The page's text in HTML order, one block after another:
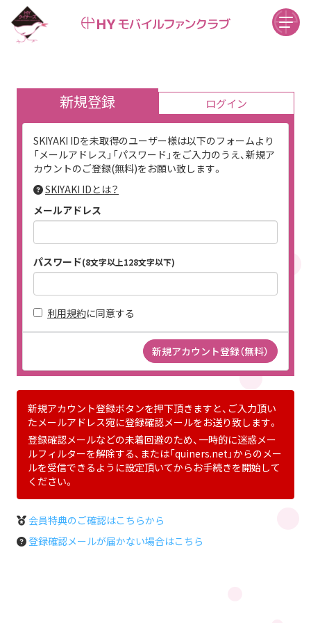
新規登録 ログイン
SKIYAKI IDを未取得のユーザー様は以下のフォームより
「メールアドレス」「パスワード」をご入力のうえ、新規ア
カウントのご登録(無料)をお願い致します。
SKIYAKI IDとは？
メールアドレス
パスワード(8文字以上128文字以下)
利用規約に同意する
新規アカウント登録ボタンを押下頂きますと、ご入力頂い
たメールアドレス宛に登録確認メールをお送り致します。
登録確認メールなどの未着回避のため、一時的に迷惑メー
ルフィルターを解除する、または「quiners.net」からのメー
ルを受信できるように設定頂いてからお手続きを開始して
ください。
会員特典のご確認はこちらから
登録確認メールが届かない場合はこちら